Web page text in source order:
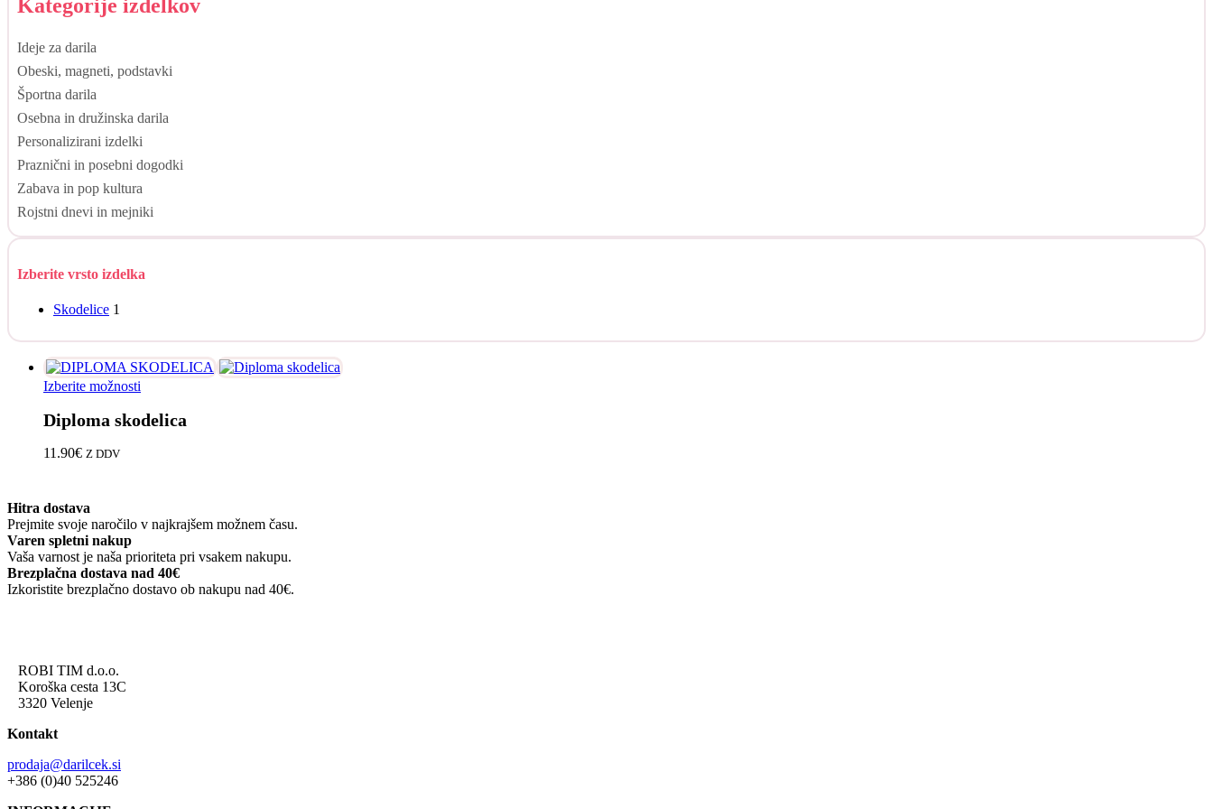
Kategorije izdelkov
Ideje za darila
Obeski, magneti, podstavki
Športna darila
Osebna in družinska darila
Personalizirani izdelki
Praznični in posebni dogodki
Zabava in pop kultura
Rojstni dnevi in mejniki
Izberite vrsto izdelka
Skodelice 1
Izberite možnosti
ima
strani
Diploma skodelica
11.90€ Z DDV
Hitra dostava
Prejmite svoje naročilo v najkrajšem možnem času.
Varen spletni nakup
Vaša varnost je naša prioriteta pri vsakem nakupu.
Brezplačna dostava nad 40€
Izkoristite brezplačno dostavo ob nakupu nad 40€.
ROBI TIM d.o.o.
Koroška cesta 13C
3320 Velenje
Kontakt
prodaja@darilcek.si
+386 (0)40 525246